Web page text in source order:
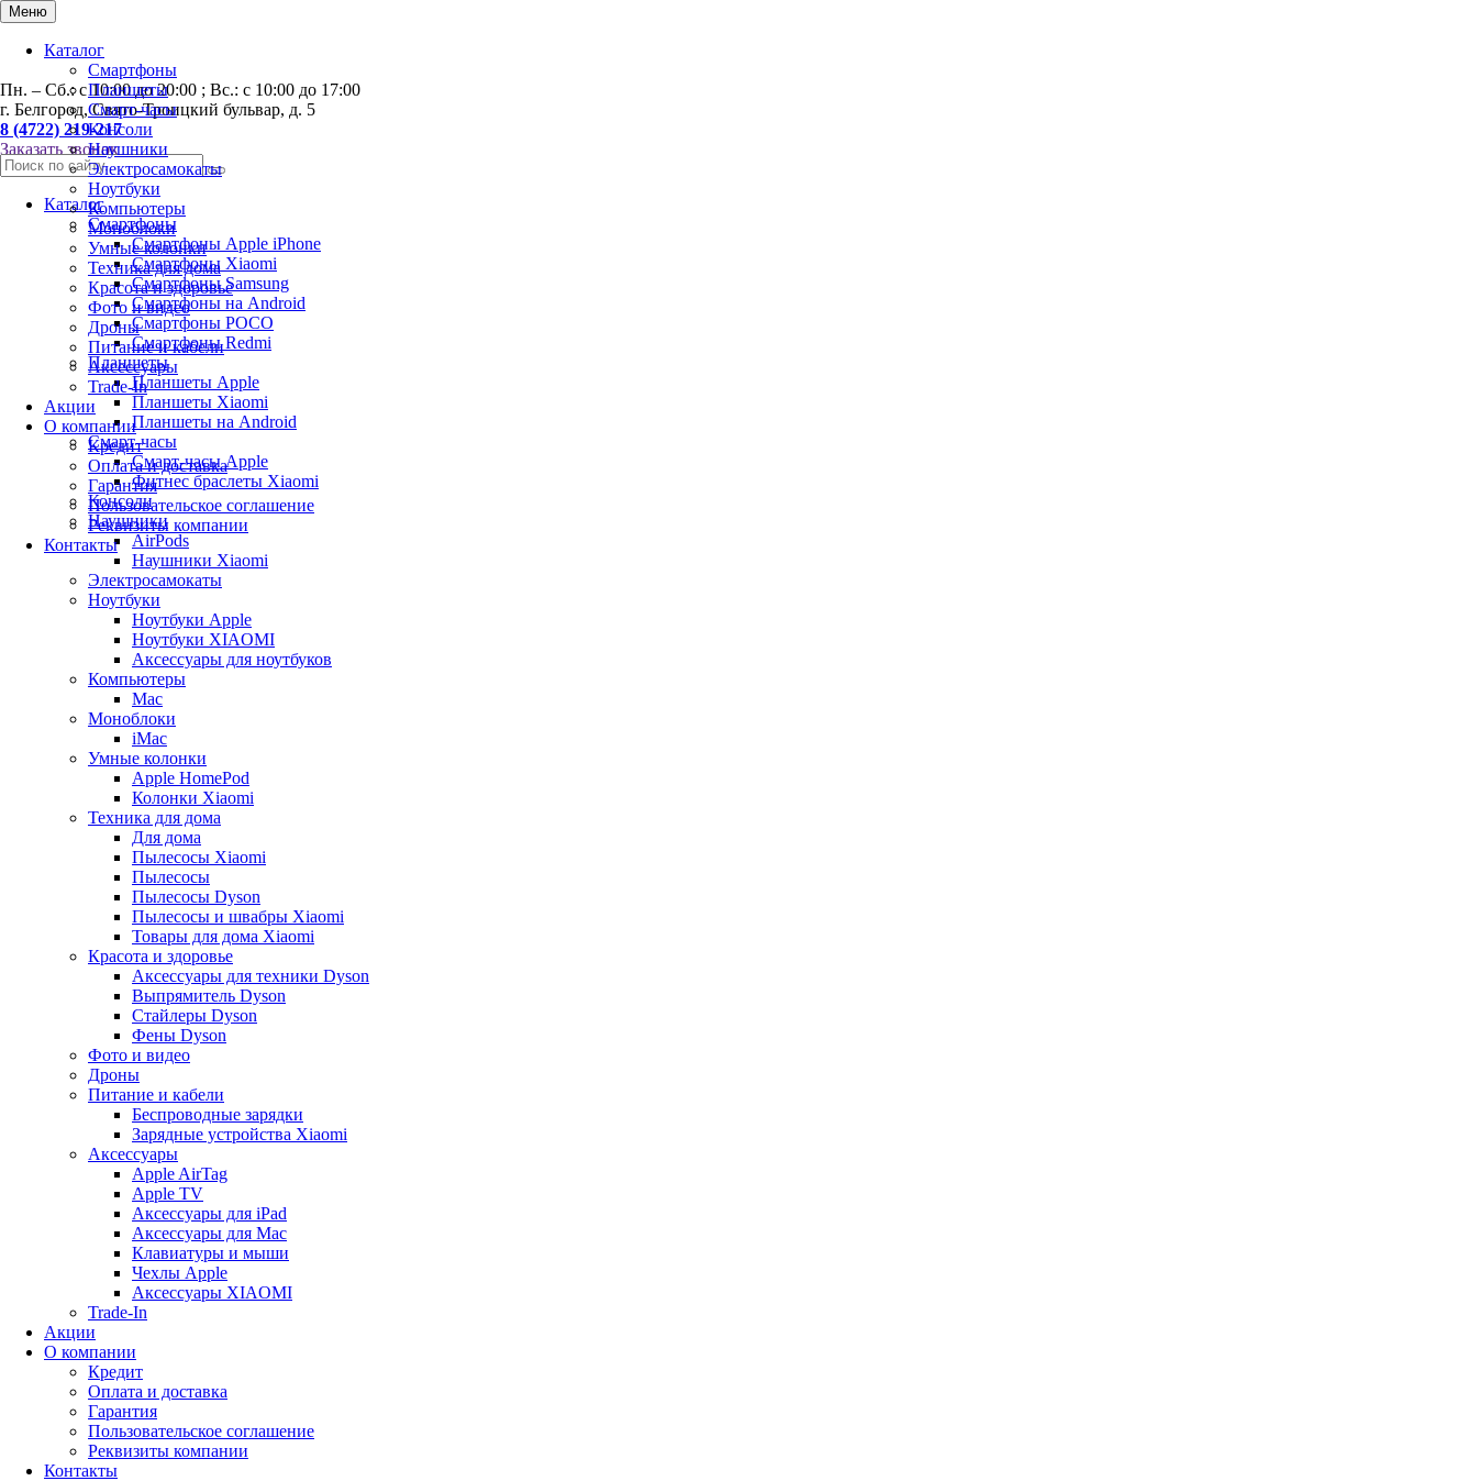
Меню
Каталог
Смартфоны
Планшеты
Смарт-часы
Консоли
Наушники
Электросамокаты
Ноутбуки
Компьютеры
Моноблоки
Умные колонки
Техника для дома
Красота и здоровье
Фото и видео
Дроны
Питание и кабели
Аксессуары
Trade-In
Акции
О компании
Кредит
Оплата и доставка
Гарантия
Пользовательское соглашение
Реквизиты компании
Контакты
0
Пн. – Сб.: с 10:00 до 20:00 ; Вс.: с 10:00 до 17:00
г. Белгород, Свято-Троицкий бульвар, д. 5
8 (4722) 219-217
Заказать звонок
Каталог
Смартфоны
Смартфоны Apple iPhone
Смартфоны Хiaomi
Смартфоны Samsung
Смартфоны на Android
Смартфоны POCO
Смартфоны Redmi
Планшеты
Планшеты Apple
Планшеты Xiaomi
Планшеты на Android
Смарт-часы
Смарт-часы Apple
Фитнес браслеты Xiaomi
Консоли
Наушники
AirPods
Наушники Xiaomi
Электросамокаты
Ноутбуки
Ноутбуки Apple
Ноутбуки XIAOMI
Аксессуары для ноутбуков
Компьютеры
Mac
Моноблоки
iMac
Умные колонки
Apple HomePod
Колонки Xiaomi
Техника для дома
Для дома
Пылесосы Xiaomi
Пылесосы
Пылесосы Dyson
Пылесосы и швабры Xiaomi
Товары для дома Xiaomi
Красота и здоровье
Аксессуары для техники Dyson
Выпрямитель Dyson
Стайлеры Dyson
Фены Dyson
Фото и видео
Дроны
Питание и кабели
Беспроводные зарядки
Зарядные устройства Xiaomi
Аксессуары
Apple AirTag
Apple TV
Аксессуары для iPad
Аксессуары для Mac
Клавиатуры и мыши
Чехлы Apple
Аксессуары XIAOMI
Trade-In
Акции
О компании
Кредит
Оплата и доставка
Гарантия
Пользовательское соглашение
Реквизиты компании
Контакты